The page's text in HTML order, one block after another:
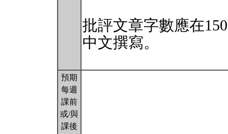
批評文章字數應在
中文撰寫。
預期
每週
課前
或/與
課後